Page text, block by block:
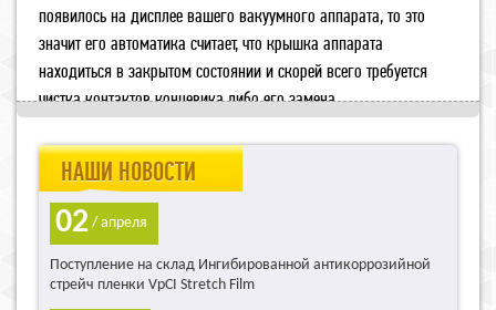
появилось на дисплее вашего вакуумного аппарата, то это
значит его автоматика считает, что крышка аппарата
находиться в закрытом состоянии и скорей всего требуется
чистка контактов концевика либо его замена.
НАШИ НОВОСТИ
02 / апреля
Поступление на склад Ингибированной антикоррозийной
стрейч пленки VpCI Stretch Film